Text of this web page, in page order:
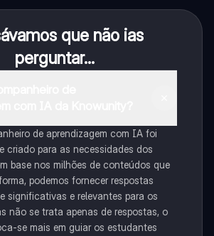
que não ias
perguntar...
de aprendizagem com IA foi
criado para as necessidades dos
base nos milhões de conteúdos que
podemos fornecer respostas
significativas e relevantes para os
não se trata apenas de respostas, o
se mais em guiar os estudantes